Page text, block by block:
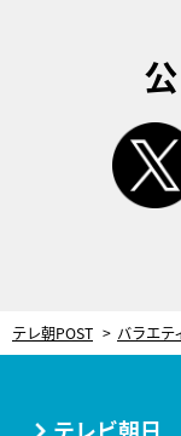
テレ朝POST バラエテ